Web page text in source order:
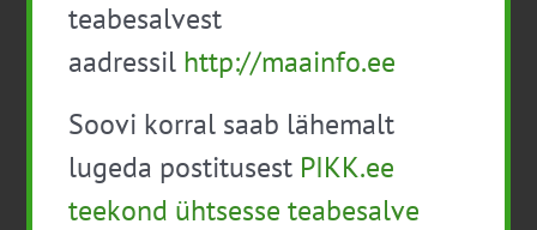
Jean Sutton(UK) on rahvusvahelise turu-uuringute firma
ActionLine juht. Ta on koolitanud eksportijaid ja
aasta jooksul ka Eestis.
teabesalvest
aadressil http://maainfo.ee
Soovi korral saab lähemalt
lugeda postitusest PIKK.ee
teekond ühtsesse teabesalve